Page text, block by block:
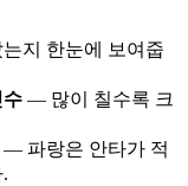
지 한눈에 보여줍
수 — 많이 칠수록 크
— 파랑은 안타가 적